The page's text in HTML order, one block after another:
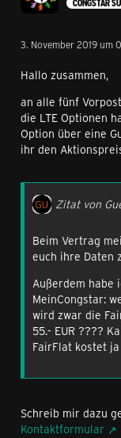
CONGSTAR
3. November 2019 um
Hallo zusammen,
an alle fünf
die LTE Optionen
Option über eine
ihr den
Zitat von
Beim Vertrag
euch ihre Daten
Außerdem habe
MeinCongstar:
wird zwar die
55.- EUR ????
FairFlat kostet ja
Schreib mir dazu
Kontaktformular